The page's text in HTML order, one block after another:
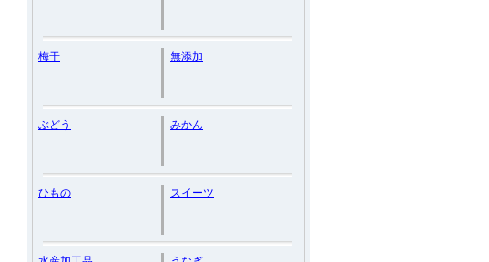
梅干 無添加
ぶどう みかん
ひもの スイーツ